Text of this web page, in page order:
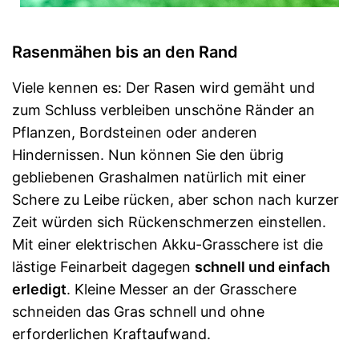
Rasenmähen bis an den Rand
Viele kennen es: Der Rasen wird gemäht und
zum Schluss verbleiben unschöne Ränder an
Pflanzen, Bordsteinen oder anderen
Hindernissen. Nun können Sie den übrig
gebliebenen Grashalmen natürlich mit einer
Schere zu Leibe rücken, aber schon nach kurzer
Zeit würden sich Rückenschmerzen einstellen.
Mit einer elektrischen Akku-Grasschere ist die
lästige Feinarbeit dagegen schnell und einfach
erledigt. Kleine Messer an der Grasschere
schneiden das Gras schnell und ohne
erforderlichen Kraftaufwand.